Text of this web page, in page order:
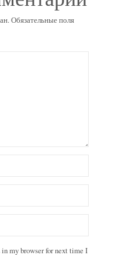
Обязательные поля
my browser for next time I